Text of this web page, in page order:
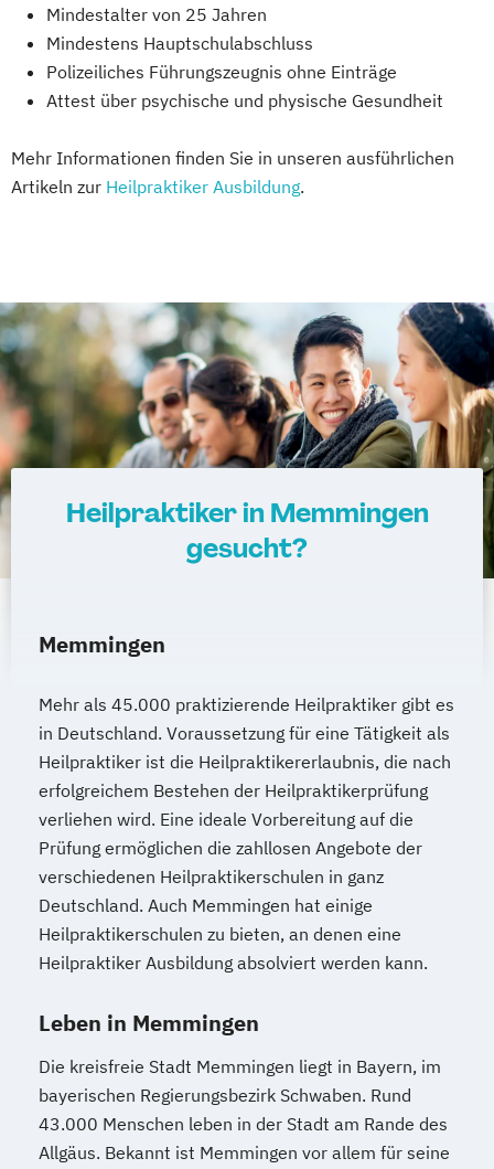
Mindestalter von 25 Jahren
Mindestens Hauptschulabschluss
Polizeiliches Führungszeugnis ohne Einträge
Attest über psychische und physische Gesundheit
Mehr Informationen finden Sie in unseren ausführlichen
Artikeln zur Heilpraktiker Ausbildung.
Heilpraktiker in Memmingen
gesucht?
Memmingen
Mehr als 45.000 praktizierende Heilpraktiker gibt es
in Deutschland. Voraussetzung für eine Tätigkeit als
Heilpraktiker ist die Heilpraktikererlaubnis, die nach
erfolgreichem Bestehen der Heilpraktikerprüfung
verliehen wird. Eine ideale Vorbereitung auf die
Prüfung ermöglichen die zahllosen Angebote der
verschiedenen Heilpraktikerschulen in ganz
Deutschland. Auch Memmingen hat einige
Heilpraktikerschulen zu bieten, an denen eine
Heilpraktiker Ausbildung absolviert werden kann.
Leben in Memmingen
Die kreisfreie Stadt Memmingen liegt in Bayern, im
bayerischen Regierungsbezirk Schwaben. Rund
43.000 Menschen leben in der Stadt am Rande des
Allgäus. Bekannt ist Memmingen vor allem für seine